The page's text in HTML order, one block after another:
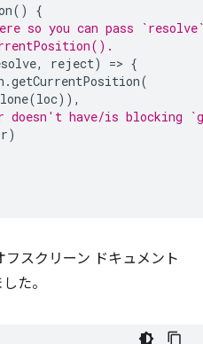
()
{
so you can pass
, reject) => {
.getCurrentPosition(
(loc)),
doesn't have/is blocking
)
スクリーン ドキュメント
た。